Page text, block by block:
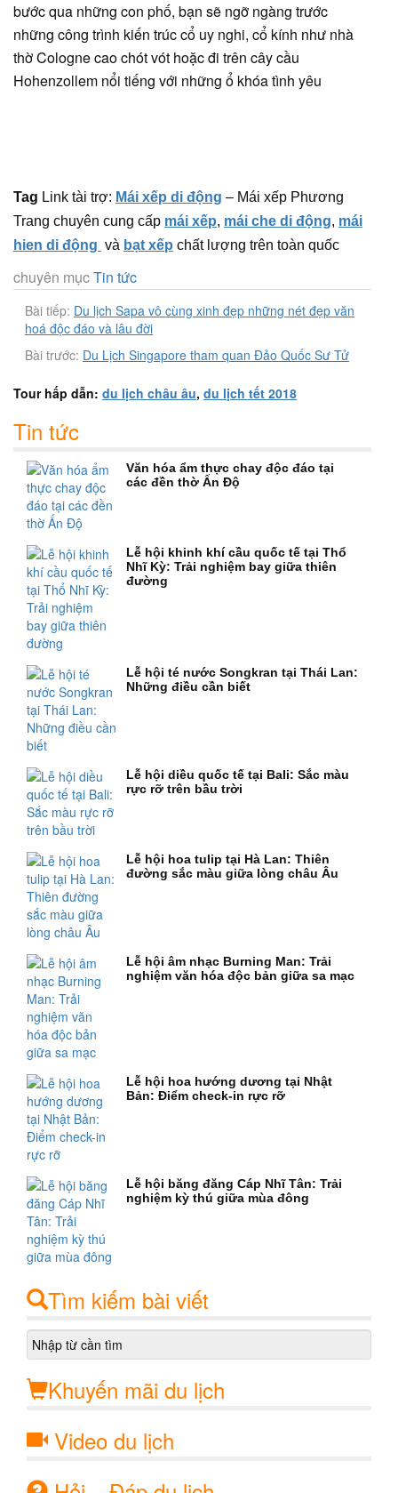
bước qua những con phố, bạn sẽ ngỡ ngàng trước
những công trình kiến trúc cổ uy nghi, cổ kính như nhà
thờ Cologne cao chót vót hoặc đi trên cây cầu
Hohenzollem nổi tiếng với những ổ khóa tình yêu
Tag Link tài trợ: Mái xếp di động – Mái xếp Phương
Trang chuyên cung cấp mái xếp, mái che di động, mái
hien di động và bạt xếp chất lượng trên toàn quốc
chuyên mụcTin tức
Bài tiếp: Du lịch Sapa vô cùng xinh đẹp những nét đẹp văn
hoá độc đáo và lâu đời
Bài trước: Du Lịch Singapore tham quan Đảo Quốc Sư Tử
Tour hấp dẫn: du lịch châu âu, du lịch tết 2018
Tin tức
Văn hóa ẩm thực chay độc đáo tại
các đền thờ Ấn Độ
Lễ hội khinh khí cầu quốc tế tại Thổ
Nhĩ Kỳ: Trải nghiệm bay giữa thiên
đường
Lễ hội té nước Songkran tại Thái Lan:
Những điều cần biết
Lễ hội diều quốc tế tại Bali: Sắc màu
rực rỡ trên bầu trời
Lễ hội hoa tulip tại Hà Lan: Thiên
đường sắc màu giữa lòng châu Âu
Lễ hội âm nhạc Burning Man: Trải
nghiệm văn hóa độc bản giữa sa mạc
Lễ hội hoa hướng dương tại Nhật
Bản: Điểm check-in rực rỡ
Lễ hội băng đăng Cáp Nhĩ Tân: Trải
nghiệm kỳ thú giữa mùa đông
Tìm kiếm bài viết
Khuyến mãi du lịch
Video du lịch